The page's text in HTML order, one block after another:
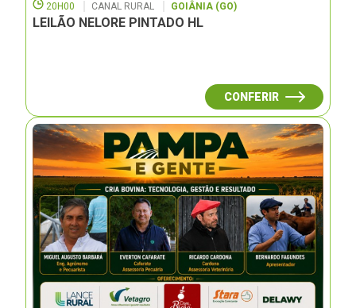
20H00 CANAL RURAL GOIÂNIA (GO)
LEILÃO NELORE PINTADO HL
CONFERIR